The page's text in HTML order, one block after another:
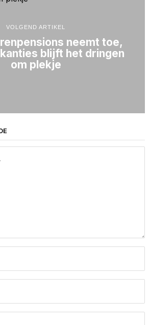
VOLGEND ARTIKEL
neemt toe,
blijft het dringen
om plekje